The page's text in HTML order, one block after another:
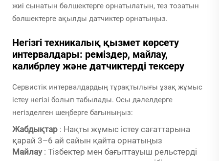
жиі сынатын бөлшектерге орнатылатын, тез тозатын
бөлшектерге ақылды датчиктер орнатыңыз.
Негізгі техникалық қызмет көрсету
интервалдары: реміздер, майлау,
калибрлеу және датчиктерді тексеру
Сервистік интервалдардың тұрақтылығы ұзақ жұмыс
істеу негізі болып табылады. Осы дәлелдерге
негізделген шеңберге бағыныңыз:
Жабдықтар : Нақты жұмыс істеу сағаттарына
қарай 3–6 ай сайын қайта орнатыңыз
Майлау : Тізбектер мен бағыттауыш рельстерді